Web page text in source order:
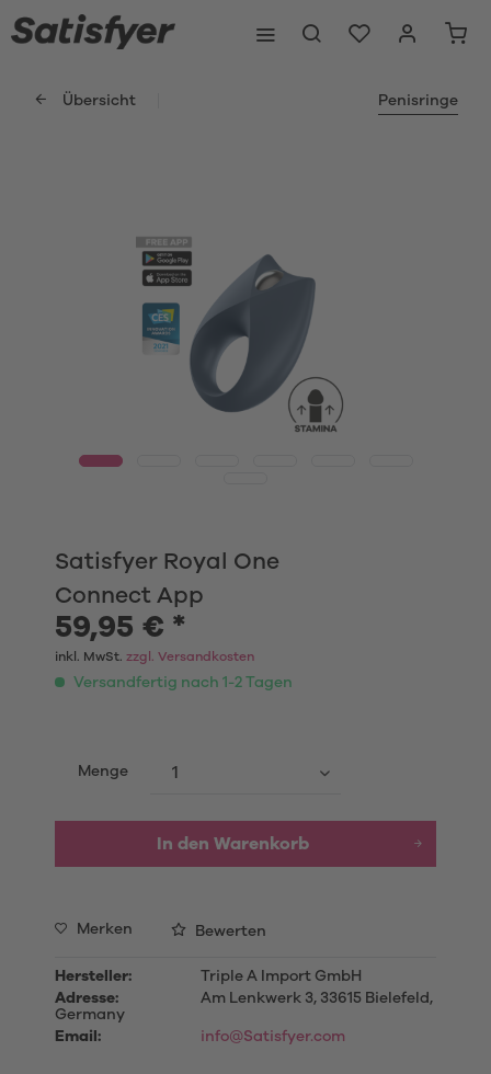
Übersicht Penisringe
Satisfyer Royal One
Connect App
59,95 € *
inkl. MwSt. zzgl. Versandkosten
Versandfertig nach 1-2 Tagen
Menge
In den Warenkorb
Merken Bewerten
Hersteller:
Triple A Import GmbH
Adresse:
Am Lenkwerk 3, 33615 Bielefeld,
Germany
Email:
info@Satisfyer.com